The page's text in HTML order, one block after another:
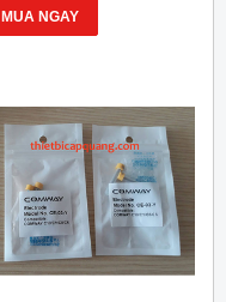
MUA NGAY